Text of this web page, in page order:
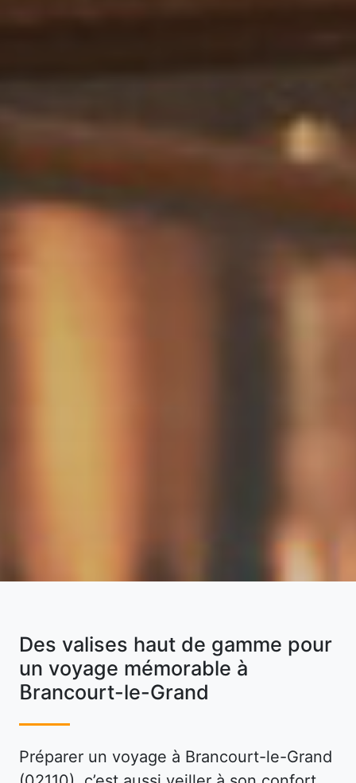
Des valises haut de gamme pour
un voyage mémorable à
Brancourt-le-Grand
Préparer un voyage à Brancourt-le-Grand